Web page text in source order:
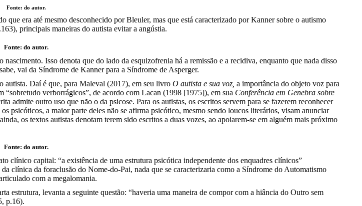
Fonte: do autor.
que era até mesmo desconhecido por Bleuler, mas que está caracterizado por Kanner sobre o autismo
principais maneiras do autista evitar a angústia.
Fonte: do autor.
Isso denota que do lado da esquizofrenia há a remissão e a recidiva, enquanto que nada disso
vai da Síndrome de Kanner para a Síndrome de Asperger.
autista. Daí é que, para Maleval (2017), em seu livro O autista e sua voz, a importância do objeto voz para
“sobretudo verborrágicos”, de acordo com Lacan (1998 [1975]), em sua Conferência em Genebra sobre
admite outro uso que não o da psicose. Para os autistas, os escritos servem para se fazerem reconhecer
psicóticos, a maior parte deles não se afirma psicótico, mesmo sendo loucos literários, visam anunciar
os textos autistas denotam terem sido escritos a duas vozes, ao apoiarem-se em alguém mais próximo
Fonte: do autor.
clínico capital: “a existência de uma estrutura psicótica independente dos enquadres clínicos”
clínica da foraclusão do Nome-do-Pai, nada que se caracterizaria como a Síndrome do Automatismo
com a megalomania.
estrutura, levanta a seguinte questão: “haveria uma maneira de compor com a hiância do Outro sem
p.16).